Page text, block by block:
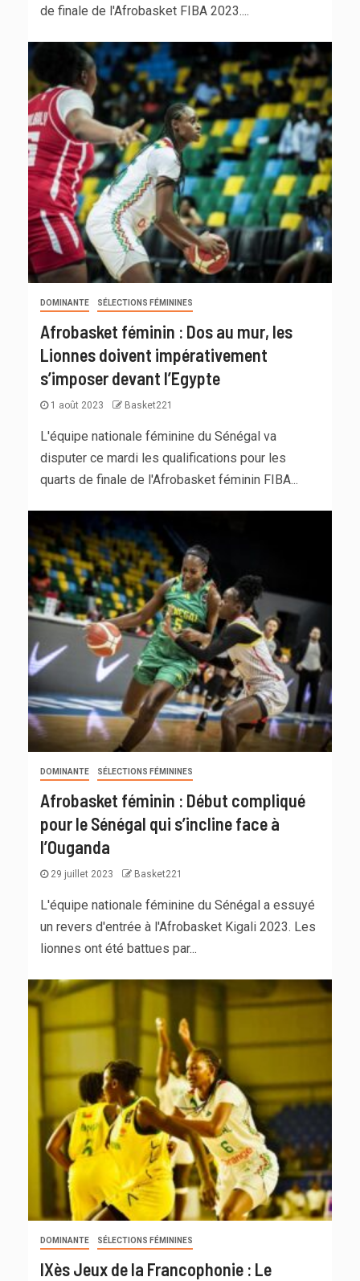
de finale de l'Afrobasket FIBA 2023....
DOMINANTE SÉLECTIONS FÉMININES
Afrobasket féminin : Dos au mur, les
Lionnes doivent impérativement
s’imposer devant l’Egypte
1 août 2023 Basket221
L'équipe nationale féminine du Sénégal va
disputer ce mardi les qualifications pour les
quarts de finale de l'Afrobasket féminin FIBA...
DOMINANTE SÉLECTIONS FÉMININES
Afrobasket féminin : Début compliqué
pour le Sénégal qui s’incline face à
l’Ouganda
29 juillet 2023 Basket221
L'équipe nationale féminine du Sénégal a essuyé
un revers d'entrée à l'Afrobasket Kigali 2023. Les
lionnes ont été battues par...
DOMINANTE SÉLECTIONS FÉMININES
IXès Jeux de la Francophonie : Le